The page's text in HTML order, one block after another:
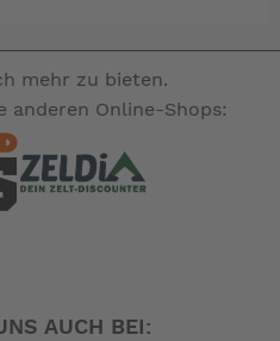
und ein perfektes Design
Reihe auch als
und
Dekorationsartikel
mehr zu bieten.
anderen Online-Shops:
AUCH BEI: